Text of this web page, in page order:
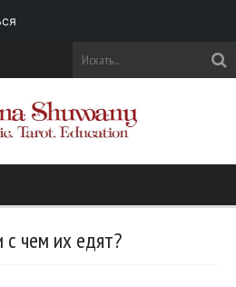
с чем их едят?